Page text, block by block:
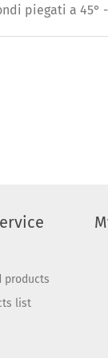
piegati a 45°
products
list